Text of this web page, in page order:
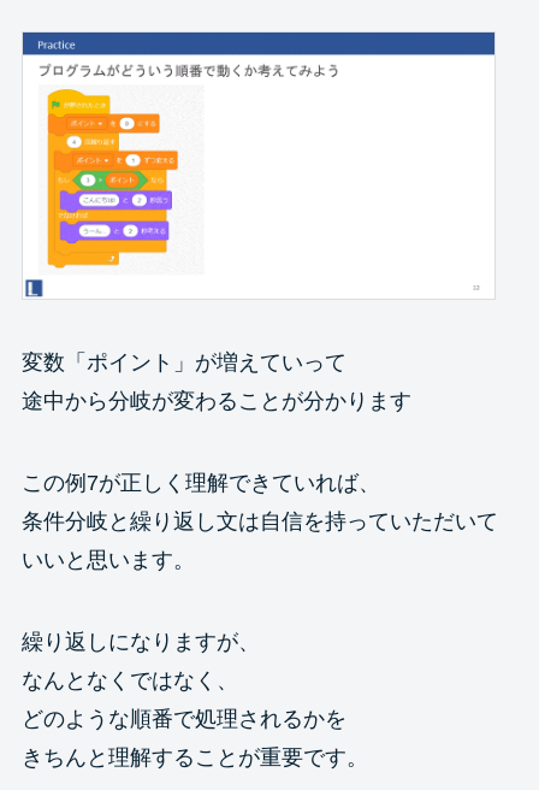
変数「ポイント」が増えていって
途中から分岐が変わることが分かります
この例7が正しく理解できていれば、
条件分岐と繰り返し文は自信を持っていただいて
いいと思います。
繰り返しになりますが、
なんとなくではなく、
どのような順番で処理されるかを
きちんと理解することが重要です。